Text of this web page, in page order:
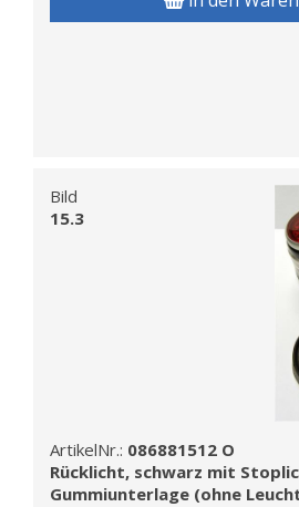
Bild
15.3
ArtikelNr.: 086881512 O
Rücklicht, schwarz mit
Gummiunterlage (ohne